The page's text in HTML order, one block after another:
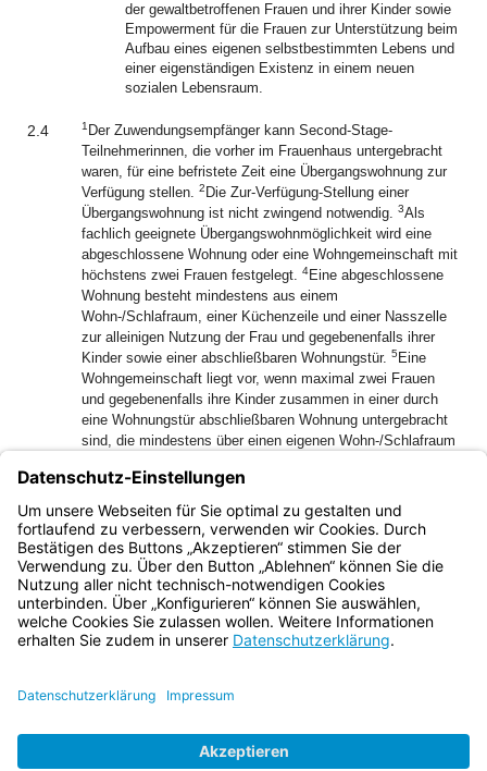
der gewaltbetroffenen Frauen und ihrer Kinder sowie
Empowerment für die Frauen zur Unterstützung beim
Aufbau eines eigenen selbstbestimmten Lebens und
einer eigenständigen Existenz in einem neuen
sozialen Lebensraum.
2.4 1 Der Zuwendungsempfänger kann Second-Stage-
Teilnehmerinnen, die vorher im Frauenhaus untergebracht
waren, für eine befristete Zeit eine Übergangswohnung zur
Verfügung stellen. 2 Die Zur-Verfügung-Stellung einer
Übergangswohnung ist nicht zwingend notwendig. 3Als
fachlich geeignete Übergangswohnmöglichkeit wird eine
abgeschlossene Wohnung oder eine Wohngemeinschaft mit
höchstens zwei Frauen festgelegt. 4Eine abgeschlossene
Wohnung besteht mindestens aus einem
Wohn-/Schlafraum, einer Küchenzeile und einer Nasszelle
zur alleinigen Nutzung der Frau und gegebenenfalls ihrer
Kinder sowie einer abschließbaren Wohnungstür. 5 Eine
Wohngemeinschaft liegt vor, wenn maximal zwei Frauen
und gegebenenfalls ihre Kinder zusammen in einer durch
eine Wohnungstür abschließbaren Wohnung untergebracht
sind, die mindestens über einen eigenen Wohn-/Schlafraum
Küchenzeile und eine Nasszelle zur alleinigen Nutzung für
die in der Wohngemeinschaft lebenden Frauen und
gegebenenfalls ihren Kindern verfügt.
Bayern.de
BayernPortal
Impressum